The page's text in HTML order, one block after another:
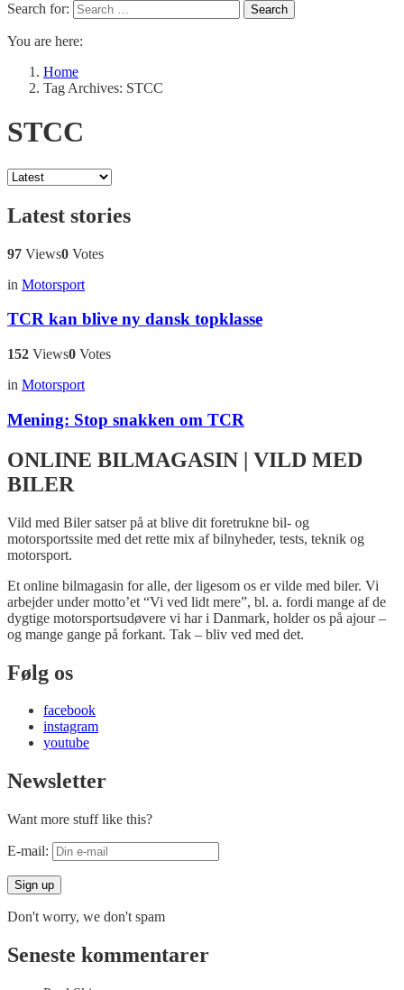
Search for:
Search
You are here:
Home
Tag Archives: STCC
STCC
Latest stories
97 Views0 Votes
in Motorsport
TCR kan blive ny dansk topklasse
152 Views0 Votes
in Motorsport
Mening: Stop snakken om TCR
ONLINE BILMAGASIN | VILD MED
BILER
Vild med Biler satser på at blive dit foretrukne bil- og
motorsportssite med det rette mix af bilnyheder, tests, teknik og
motorsport.
Et online bilmagasin for alle, der ligesom os er vilde med biler. Vi
arbejder under motto’et “Vi ved lidt mere”, bl. a. fordi mange af de
dygtige motorsportsudøvere vi har i Danmark, holder os på ajour –
og mange gange på forkant. Tak – bliv ved med det.
Følg os
facebook
instagram
youtube
Newsletter
Want more stuff like this?
E-mail:
Don't worry, we don't spam
Seneste kommentarer